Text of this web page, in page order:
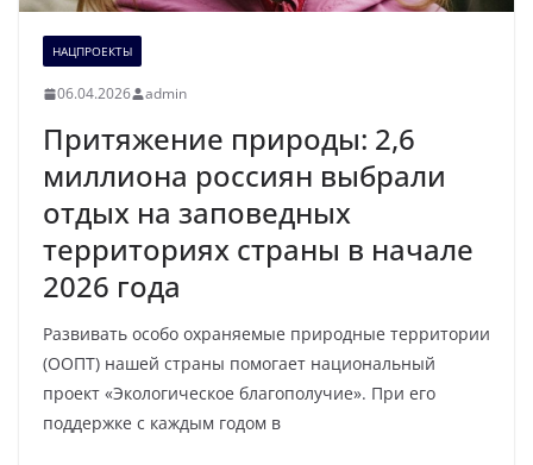
НАЦПРОЕКТЫ
06.04.2026 admin
Притяжение природы: 2,6
миллиона россиян выбрали
отдых на заповедных
территориях страны в начале
2026 года
Развивать особо охраняемые природные территории
(ООПТ) нашей страны помогает национальный
проект «Экологическое благополучие». При его
поддержке с каждым годом в